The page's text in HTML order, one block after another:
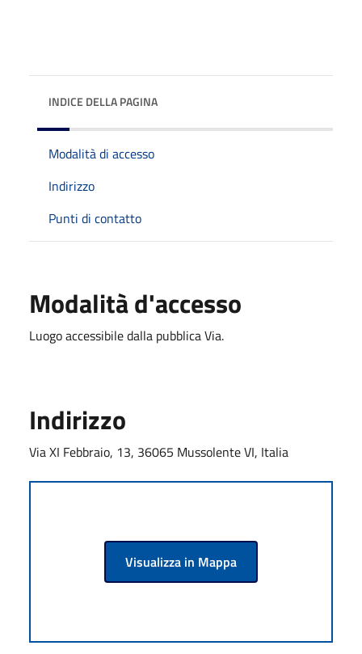
INDICE DELLA PAGINA
Modalità di accesso
Indirizzo
Punti di contatto
Modalità d'accesso
Luogo accessibile dalla pubblica Via.
Indirizzo
Via XI Febbraio, 13, 36065 Mussolente VI, Italia
Visualizza in Mappa